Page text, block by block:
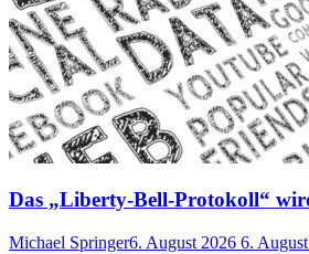
Das „Liberty-Bell-Protokoll“
Michael Springer6. August 2026 6.